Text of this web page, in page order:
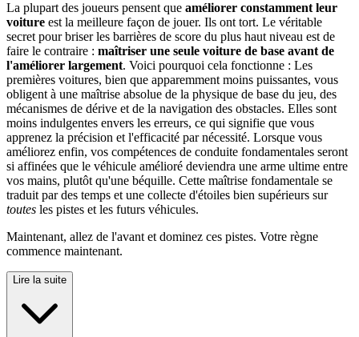
La plupart des joueurs pensent que améliorer constamment leur
voiture est la meilleure façon de jouer. Ils ont tort. Le véritable
secret pour briser les barrières de score du plus haut niveau est de
faire le contraire : maîtriser une seule voiture de base avant de
l'améliorer largement. Voici pourquoi cela fonctionne : Les
premières voitures, bien que apparemment moins puissantes, vous
obligent à une maîtrise absolue de la physique de base du jeu, des
mécanismes de dérive et de la navigation des obstacles. Elles sont
moins indulgentes envers les erreurs, ce qui signifie que vous
apprenez la précision et l'efficacité par nécessité. Lorsque vous
améliorez enfin, vos compétences de conduite fondamentales seront
si affinées que le véhicule amélioré deviendra une arme ultime entre
vos mains, plutôt qu'une béquille. Cette maîtrise fondamentale se
traduit par des temps et une collecte d'étoiles bien supérieurs sur
toutes les pistes et les futurs véhicules.
Maintenant, allez de l'avant et dominez ces pistes. Votre règne
commence maintenant.
Lire la suite